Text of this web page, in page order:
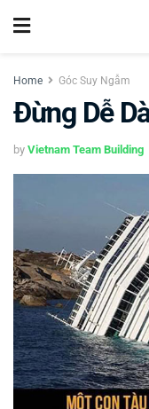
Home Góc Suy Ngẫm
Đừng Dễ
by Vietnam Team Building